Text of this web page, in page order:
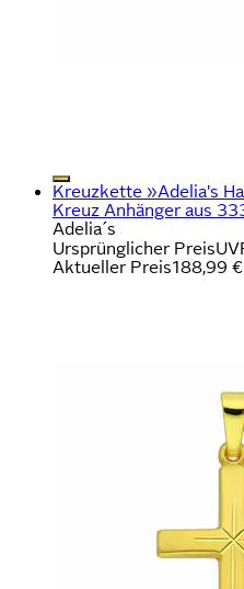
Kreuzkette »Adelia's
Kreuz Anhänger aus
Adelia´s
Ursprünglicher Preis
Aktueller Preis188,99 €